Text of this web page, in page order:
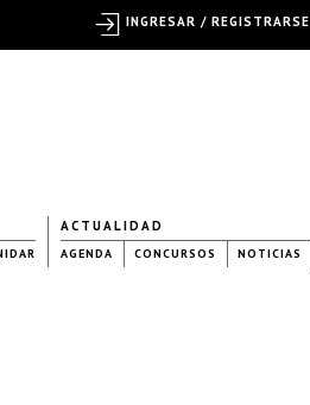
ACTUALIDAD
AGENDA CONCURSOS NOTICIAS
INGRESAR / REGISTRARSE